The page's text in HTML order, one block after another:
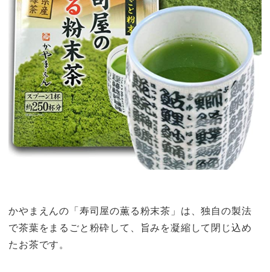
かやまえんの「寿司屋の薫る粉末茶」は、独自の製法
で茶葉をまるごと粉砕して、旨みを凝縮して閉じ込め
たお茶です。